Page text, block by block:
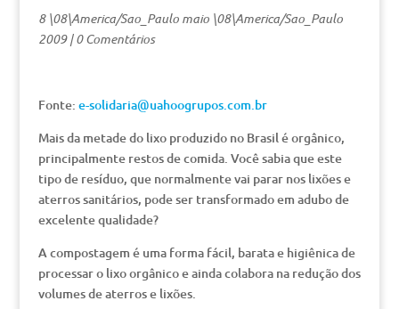
8 \08\America/Sao_Paulo maio \08\America/Sao_Paulo
2009|0 Comentários
Fonte: e-solidaria@uahoogrupos.com.br
Mais da metade do lixo produzido no Brasil é orgânico,
principalmente restos de comida. Você sabia que este
tipo de resíduo, que normalmente vai parar nos lixões e
aterros sanitários, pode ser transformado em adubo de
excelente qualidade?
A compostagem é uma forma fácil, barata e higiênica de
processar o lixo orgânico e ainda colabora na redução dos
volumes de aterros e lixões.